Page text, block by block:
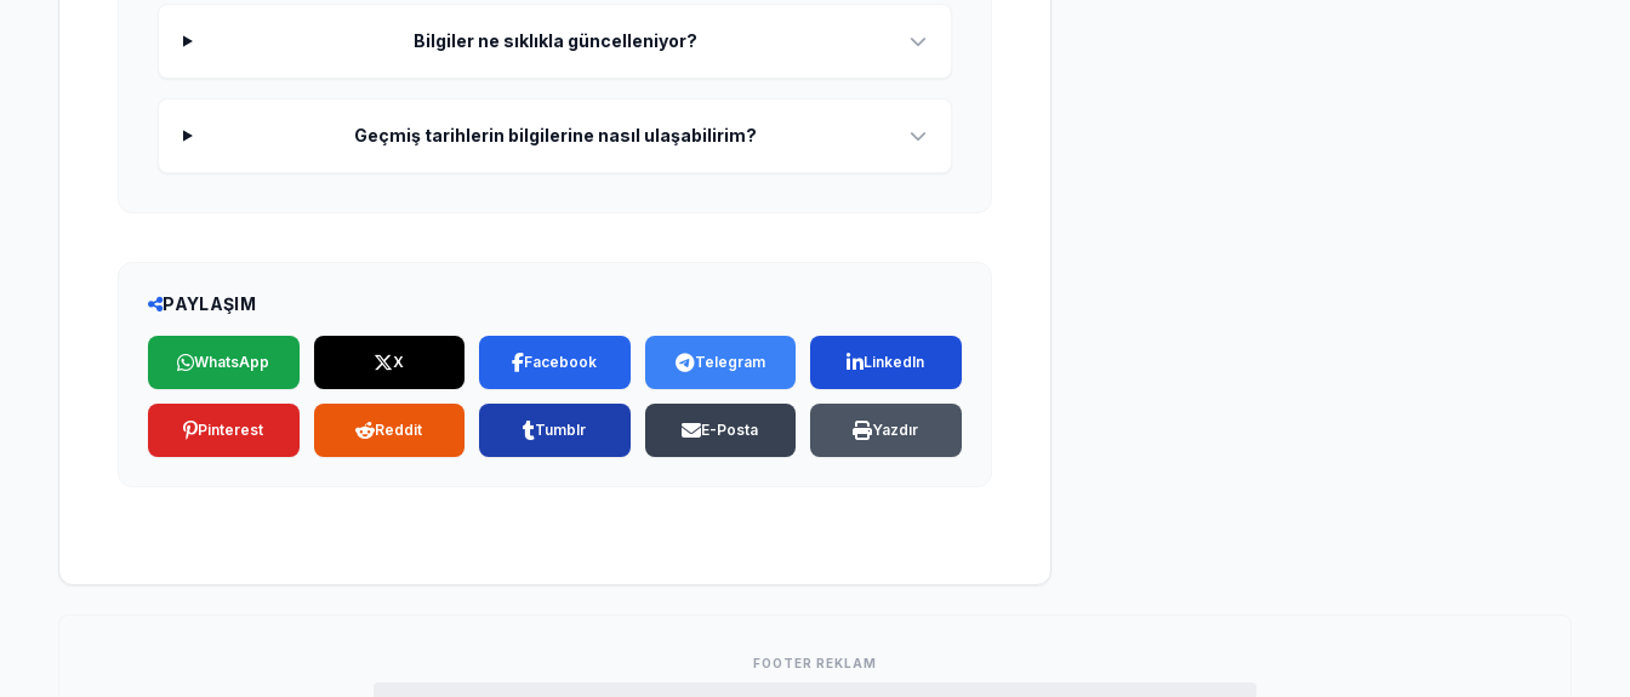
Bilgiler ne sıklıkla güncelleniyor?
Geçmiş tarihlerin bilgilerine nasıl ulaşabilirim?
PAYLAŞIM
WhatsApp X Facebook Telegram LinkedIn
Pinterest Reddit Tumblr E-Posta Yazdır
FOOTER REKLAM